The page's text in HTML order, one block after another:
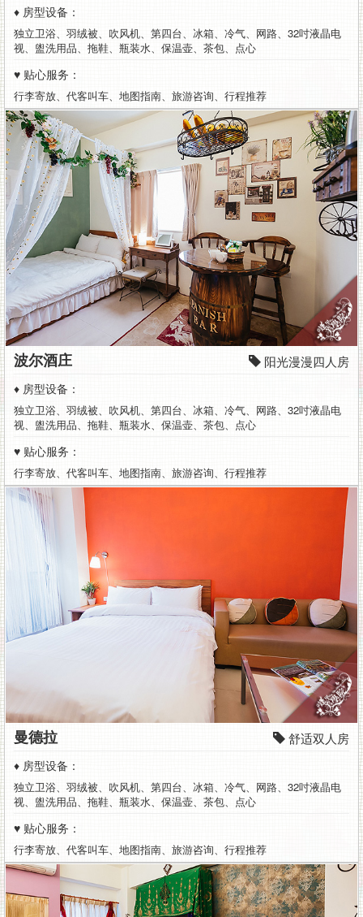
♦ 房型设备：
独立卫浴、羽绒被、吹风机、第四台、冰箱、冷气、网路、32吋液晶电
视、盥洗用品、拖鞋、瓶装水、保温壶、茶包、点心
♥ 贴心服务：
行李寄放、代客叫车、地图指南、旅游咨询、行程推荐
波尔酒庄 阳光漫漫四人房
♦ 房型设备：
独立卫浴、羽绒被、吹风机、第四台、冰箱、冷气、网路、32吋液晶电
视、盥洗用品、拖鞋、瓶装水、保温壶、茶包、点心
♥ 贴心服务：
行李寄放、代客叫车、地图指南、旅游咨询、行程推荐
曼德拉 舒适双人房
♦ 房型设备：
独立卫浴、羽绒被、吹风机、第四台、冰箱、冷气、网路、32吋液晶电
视、盥洗用品、拖鞋、瓶装水、保温壶、茶包、点心
♥ 贴心服务：
行李寄放、代客叫车、地图指南、旅游咨询、行程推荐